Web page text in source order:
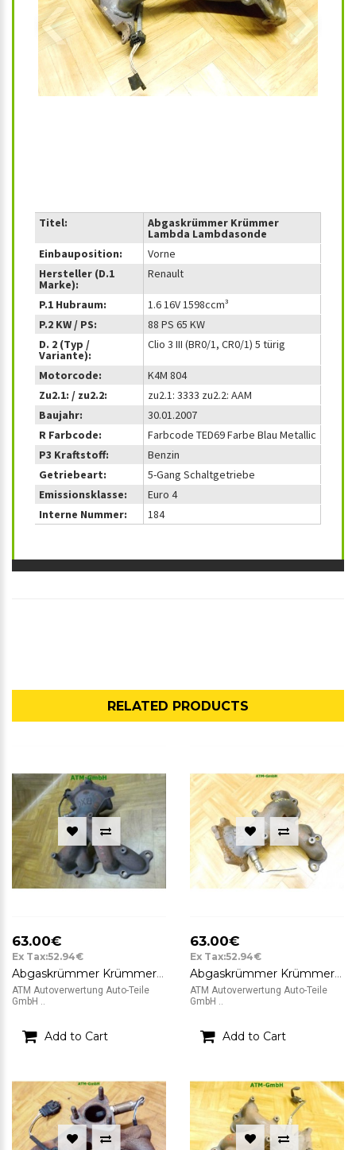
Titel: Abgaskrümmer Krümmer
Lambda Lambdasonde
Einbauposition:
Vorne
Hersteller (D.1
Marke):
Renault
P.1 Hubraum:
1.6 16V 1598ccm³
P.2 KW / PS:
88 PS 65 KW
D. 2 (Typ /
Variante):
Clio 3 III (BR0/1, CR0/1) 5 türig
Motorcode:
K4M 804
Zu2.1: / zu2.2:
zu2.1: 3333 zu2.2: AAM
Baujahr:
30.01.2007
R Farbcode:
Farbcode TED69 Farbe Blau Metallic
P3 Kraftstoff:
Benzin
Getriebeart:
5-Gang Schaltgetriebe
Emissionsklasse:
Euro 4
Interne Nummer:
184
RELATED PRODUCTS
63.00€
Ex Tax:52.94€
Abgaskrümmer Krümmer Lambda Lambdasonde Nissan Micra 3 III K12 BXO
ATM Autoverwertung Auto-Teile
GmbH ..
Add to Cart
63.00€
Ex Tax:52.94€
Abgaskrümmer Krümmer Lambda Lambdasonde Nissan Micra 3 III K12 BXO
ATM Autoverwertung Auto-Teile
GmbH ..
Add to Cart